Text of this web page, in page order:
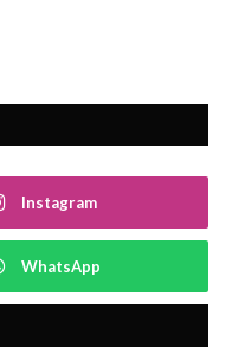
Instagram
WhatsApp